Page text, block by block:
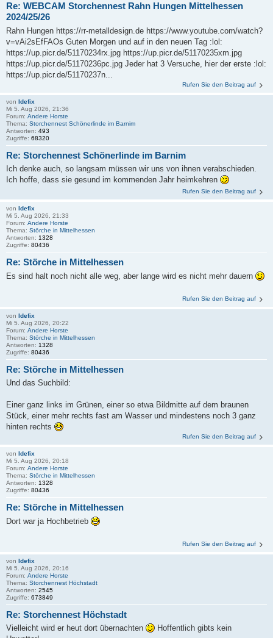
Re: WEBCAM Storchennest Rahn Hungen Mittelhessen
2024/25/26
Rahn Hungen https://rr-metalldesign.de https://www.youtube.com/watch?
v=vAi2sEfFAOs Guten Morgen und auf in den neuen Tag :lol:
https://up.picr.de/51170234rx.jpg https://up.picr.de/51170235xm.jpg
https://up.picr.de/51170236pc.jpg Jeder hat 3 Versuche, hier der erste :lol:
https://up.picr.de/51170237n...
Rufen Sie den Beitrag auf
von Idefix
Mi 5. Aug 2026, 21:36
Forum: Andere Horste
Thema: Storchennest Schönerlinde im Barnim
Antworten: 493
Zugriffe: 68320
Re: Storchennest Schönerlinde im Barnim
Ich denke auch, so langsam müssen wir uns von ihnen verabschieden.
Ich hoffe, dass sie gesund im kommenden Jahr heimkehren
Rufen Sie den Beitrag auf
von Idefix
Mi 5. Aug 2026, 21:33
Forum: Andere Horste
Thema: Störche in Mittelhessen
Antworten: 1328
Zugriffe: 80436
Re: Störche in Mittelhessen
Es sind halt noch nicht alle weg, aber lange wird es nicht mehr dauern
Rufen Sie den Beitrag auf
von Idefix
Mi 5. Aug 2026, 20:22
Forum: Andere Horste
Thema: Störche in Mittelhessen
Antworten: 1328
Zugriffe: 80436
Re: Störche in Mittelhessen
Und das Suchbild:
Einer ganz links im Grünen, einer so etwa Bildmitte auf dem braunen
Stück, einer mehr rechts fast am Wasser und mindestens noch 3 ganz
hinten rechts
Rufen Sie den Beitrag auf
von Idefix
Mi 5. Aug 2026, 20:18
Forum: Andere Horste
Thema: Störche in Mittelhessen
Antworten: 1328
Zugriffe: 80436
Re: Störche in Mittelhessen
Dort war ja Hochbetrieb
Rufen Sie den Beitrag auf
von Idefix
Mi 5. Aug 2026, 20:16
Forum: Andere Horste
Thema: Storchennest Höchstadt
Antworten: 2545
Zugriffe: 673849
Re: Storchennest Höchstadt
Vielleicht wird er heut dort übernachten
Hoffentlich gibts kein